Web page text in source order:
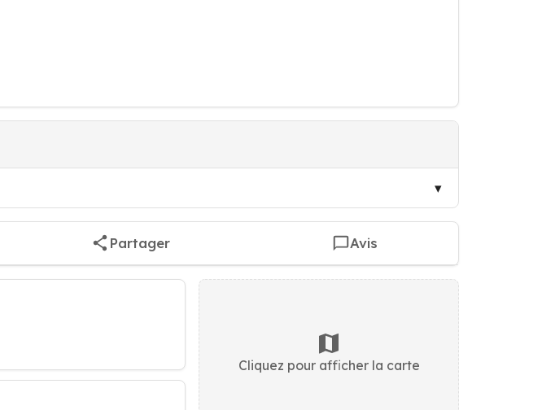
Partager Avis
Cliquez pour afficher la carte